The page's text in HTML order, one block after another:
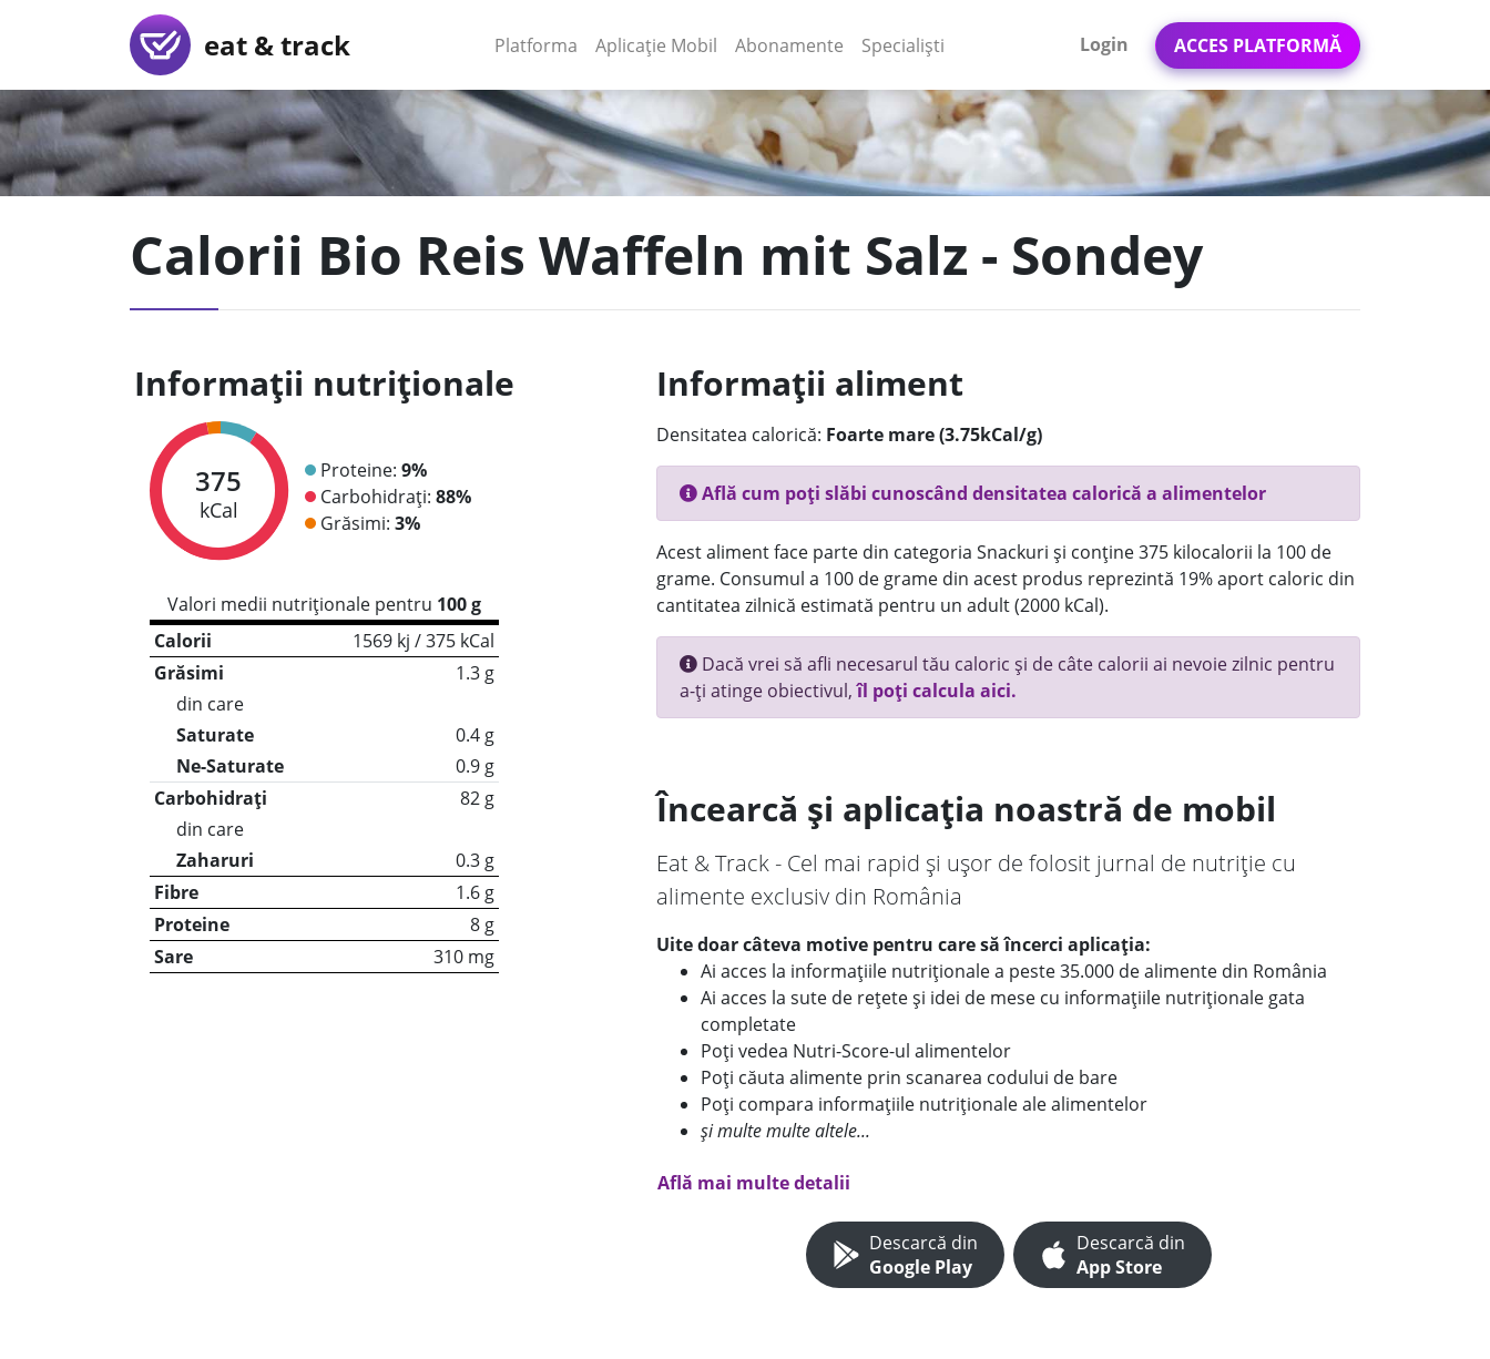
eat & track Platforma (current)
Aplicație Mobil (current)
Abonamente Specialiști Login ACCES PLATFORMĂ
Calorii Bio Reis Waffeln mit Salz - Sondey
Informații nutriționale
375
kCal
Proteine: 9%
Carbohidrați: 88%
Grăsimi: 3%
Valori medii nutriționale pentru 100 g
Calorii
1569 kj / 375 kCal
Grăsimi
1.3 g
din care
Saturate
0.4 g
Ne-Saturate
0.9 g
Carbohidrați
82 g
din care
Zaharuri
0.3 g
Fibre
1.6 g
Proteine
8 g
Sare
310 mg
Informații aliment
Densitatea calorică: Foarte mare (3.75kCal/g)
Află cum poți slăbi cunoscând densitatea calorică a alimentelor
Acest aliment face parte din categoria Snackuri și conține 375 kilocalorii la 100 de
grame. Consumul a 100 de grame din acest produs reprezintă 19% aport caloric din
cantitatea zilnică estimată pentru un adult (2000 kCal).
Dacă vrei să afli necesarul tău caloric și de câte calorii ai nevoie zilnic pentru
a-ți atinge obiectivul,îl poți calcula aici.
Încearcă și aplicația noastră de mobil
Eat & Track - Cel mai rapid și ușor de folosit jurnal de nutriție cu
alimente exclusiv din România
Uite doar câteva motive pentru care să încerci aplicația:
Ai acces la informațiile nutriționale a peste 35.000 de alimente din România
Ai acces la sute de rețete și idei de mese cu informațiile nutriționale gata
completate
Poți vedea Nutri-Score-ul alimentelor
Poți căuta alimente prin scanarea codului de bare
Poți compara informațiile nutriționale ale alimentelor
și multe multe altele...
Află mai multe detalii
Descarcă din
Google Play
Descarcă din
App Store